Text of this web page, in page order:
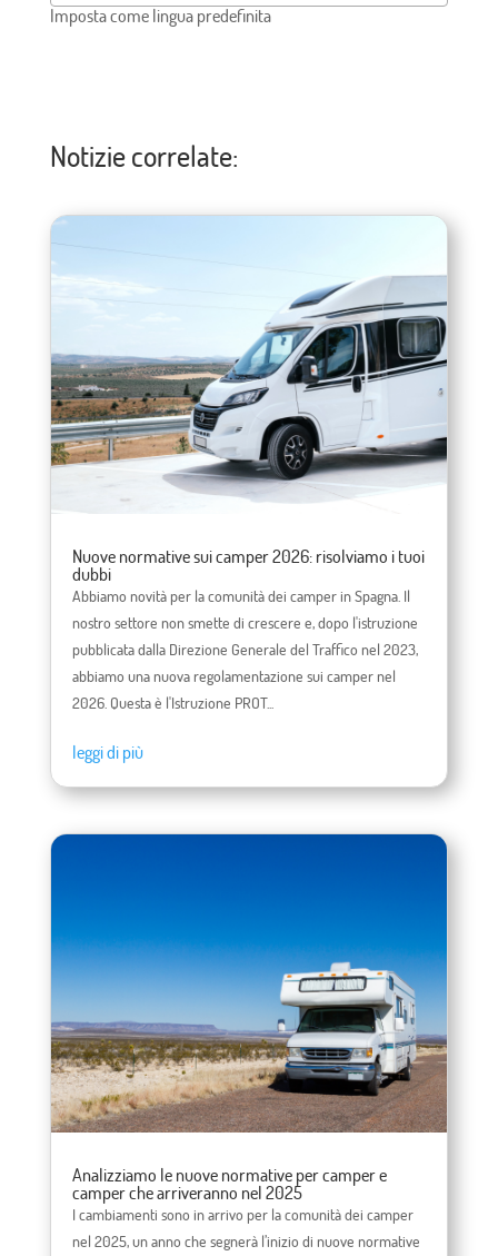
Imposta come lingua predefinita
Notizie correlate:
Nuove normative sui camper 2026: risolviamo i tuoi
dubbi
Abbiamo novità per la comunità dei camper in Spagna. Il
nostro settore non smette di crescere e, dopo l'istruzione
pubblicata dalla Direzione Generale del Traffico nel 2023,
abbiamo una nuova regolamentazione sui camper nel
2026. Questa è l'Istruzione PROT...
leggi di più
Analizziamo le nuove normative per camper e
camper che arriveranno nel 2025
I cambiamenti sono in arrivo per la comunità dei camper
nel 2025, un anno che segnerà l’inizio di nuove normative